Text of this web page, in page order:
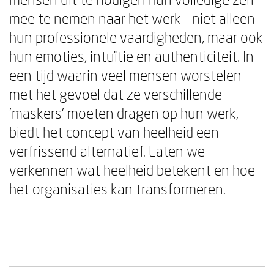
mee te nemen naar het werk - niet alleen
hun professionele vaardigheden, maar ook
hun emoties, intuïtie en authenticiteit. In
een tijd waarin veel mensen worstelen
met het gevoel dat ze verschillende
'maskers' moeten dragen op hun werk,
biedt het concept van heelheid een
verfrissend alternatief. Laten we
verkennen wat heelheid betekent en hoe
het organisaties kan transformeren.